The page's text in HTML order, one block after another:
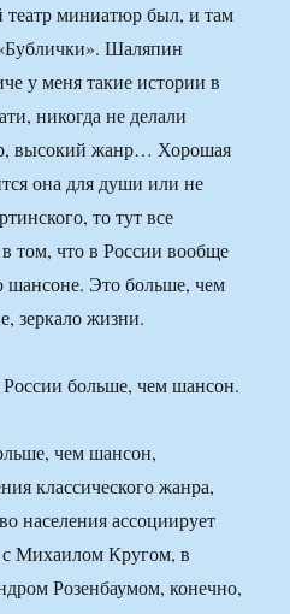
театр миниатюр был, и там
Шаляпин
у меня такие истории в
никогда не делали
высокий жанр… Хорошая
она для души или не
то тут все
том, что в России вообще
шансоне. Это больше, чем
зеркало жизни.
больше, чем шансон.
чем шансон,
классического жанра,
населения ассоциирует
с Михаилом Кругом, в
Розенбаумом, конечно,